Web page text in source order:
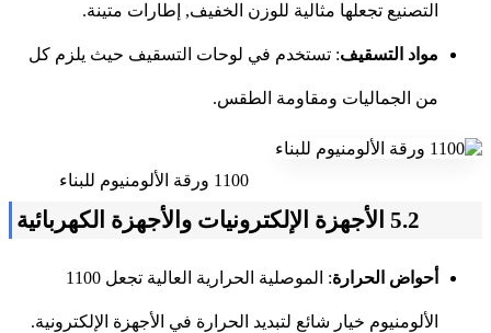
التصنيع تجعلها مثالية للوزن الخفيف, إطارات متينة.
مواد التسقيف: تستخدم في لوحات التسقيف حيث يلزم كل
من الجماليات ومقاومة الطقس.
1100 ورقة الألومنيوم للبناء
5.2 الأجهزة الإلكترونيات والأجهزة الكهربائية
أحواض الحرارة : الموصلية الحرارية العالية تجعل 1100
الألومنيوم خيار شائع لتبديد الحرارة في الأجهزة الإلكترونية.